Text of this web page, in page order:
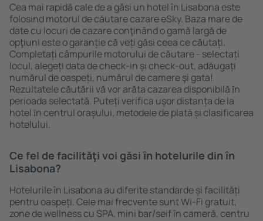
Cea mai rapidă cale de a găsi un hotel în Lisabona este
folosind motorul de căutare cazare eSky. Baza mare de
date cu locuri de cazare conţinând o gamă largă de
opţiuni este o garanție că veți găsi ceea ce căutați.
Completați câmpurile motorului de căutare - selectați
locul, alegeți data de check-in și check-out, adăugați
numărul de oaspeți, numărul de camere şi gata!
Rezultatele căutării vă vor arăta cazarea disponibilă ȋn
perioada selectată. Puteți verifica uşor distanța de la
hotel ȋn centrul orașului, metodele de plată și clasificarea
hotelului.
Ce fel de facilităţi voi găsi ȋn hotelurile din în
Lisabona?
Hotelurile în Lisabona au diferite standarde și facilități
pentru oaspeți. Cele mai frecvente sunt Wi-Fi gratuit,
zone de wellness cu SPA, mini bar/seif în cameră, centru